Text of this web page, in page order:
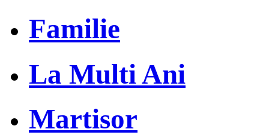
Familie
La Multi Ani
Martisor